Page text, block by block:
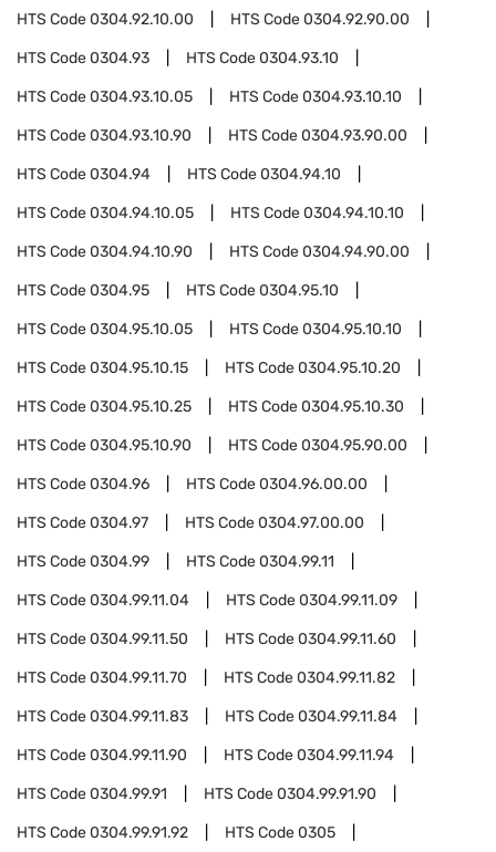
HTS Code0304.92.10.00 HTS Code0304.92.90.00
HTS Code0304.93 HTS Code0304.93.10
HTS Code0304.93.10.05 HTS Code0304.93.10.10
HTS Code0304.93.10.90 HTS Code0304.93.90.00
HTS Code0304.94 HTS Code0304.94.10
HTS Code0304.94.10.05 HTS Code0304.94.10.10
HTS Code0304.94.10.90 HTS Code0304.94.90.00
HTS Code0304.95 HTS Code0304.95.10
HTS Code0304.95.10.05 HTS Code0304.95.10.10
HTS Code0304.95.10.15 HTS Code0304.95.10.20
HTS Code0304.95.10.25 HTS Code0304.95.10.30
HTS Code0304.95.10.90 HTS Code0304.95.90.00
HTS Code0304.96 HTS Code0304.96.00.00
HTS Code0304.97 HTS Code0304.97.00.00
HTS Code0304.99 HTS Code0304.99.11
HTS Code0304.99.11.04 HTS Code0304.99.11.09
HTS Code0304.99.11.50 HTS Code0304.99.11.60
HTS Code0304.99.11.70 HTS Code0304.99.11.82
HTS Code0304.99.11.83 HTS Code0304.99.11.84
HTS Code0304.99.11.90 HTS Code0304.99.11.94
HTS Code0304.99.91 HTS Code0304.99.91.90
HTS Code0304.99.91.92 HTS Code0305